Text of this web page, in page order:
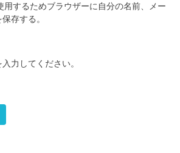
用するためブラウザーに自分の名前、メー
存する。
力してください。